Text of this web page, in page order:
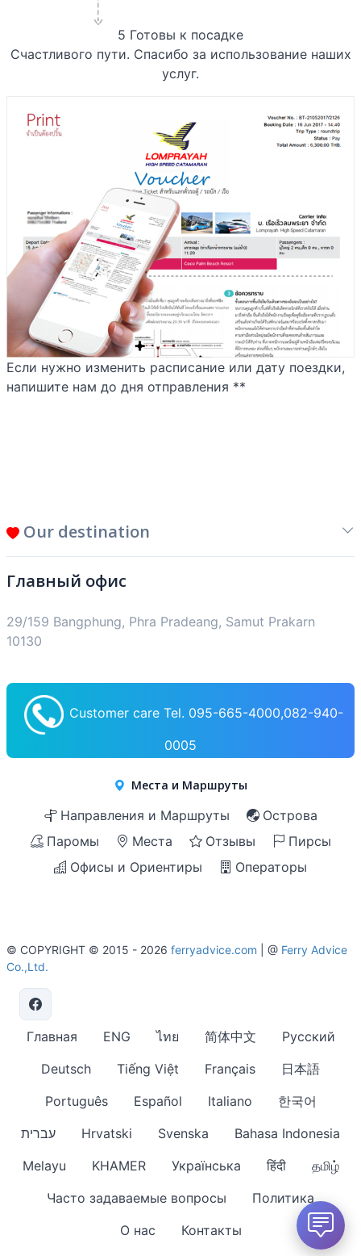
5 Готовы к посадке
Счастливого пути. Спасибо за использование наших
услуг.
Если нужно изменить расписание или дату поездки,
напишите нам до дня отправления **
Our destination
Главный офис
29/159 Bangphung, Phra Pradeang, Samut Prakarn
10130
Customer care Tel. 095-665-4000,082-940-
0005
Места и Маршруты
Направления и Маршруты
Острова
Паромы
Места Отзывы
Пирсы
Офисы и Ориентиры
Операторы
© COPYRIGHT © 2015 - 2026 ferryadvice.com | @ Ferry Advice
Co.,Ltd.
Главная ENG ไทย 简体中文
Русский
Deutsch
Tiếng Việt Français
日本語
Português
Español Italiano
한국어
עברית
Hrvatski Svenska
Bahasa Indonesia
Melayu
KHAMER Українська हिंदी
தமிழ்
Часто задаваемые вопросы
Политика
О нас
Контакты